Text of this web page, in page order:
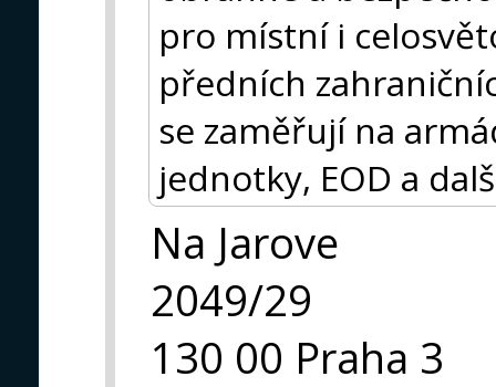
pro místní i
předních
se zaměřují na
jednotky, EOD a
Na Jarove
2049/29
130 00 Praha 3